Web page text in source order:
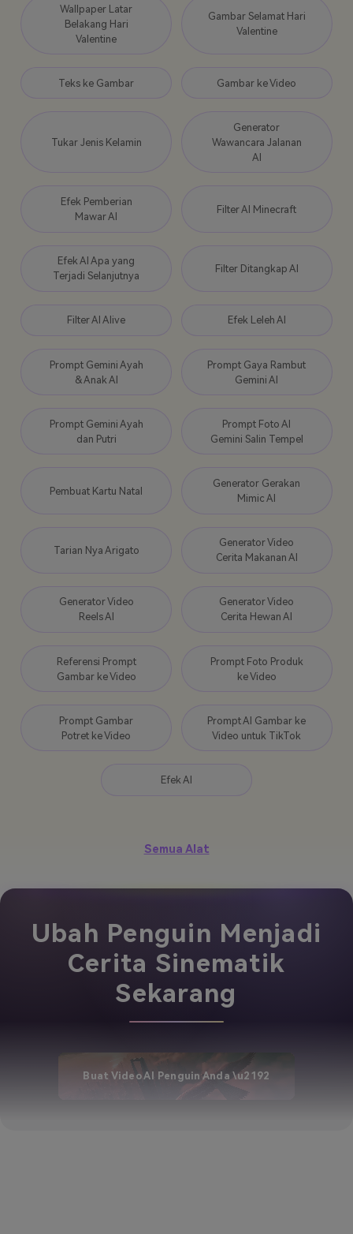
Wallpaper Latar
Belakang Hari
Valentine
Gambar Selamat Hari
Valentine
Teks ke Gambar Gambar ke Video
Tukar Jenis Kelamin
Generator
Wawancara Jalanan
AI
Efek Pemberian
Mawar AI
Filter AI Minecraft
Efek AI Apa yang
Terjadi Selanjutnya
Filter Ditangkap AI
Filter AI Alive Efek Leleh AI
Prompt Gemini Ayah
& Anak AI
Prompt Gaya Rambut
Gemini AI
Prompt Gemini Ayah
dan Putri
Prompt Foto AI
Gemini Salin Tempel
Pembuat Kartu Natal
Generator Gerakan
Mimic AI
Tarian Nya Arigato
Generator Video
Cerita Makanan AI
Generator Video
Reels AI
Generator Video
Cerita Hewan AI
Referensi Prompt
Gambar ke Video
Prompt Foto Produk
ke Video
Prompt Gambar
Potret ke Video
Prompt AI Gambar ke
Video untuk TikTok
Efek AI
Semua Alat
Ubah Penguin Menjadi
Cerita Sinematik
Sekarang
Buat Video AI Penguin Anda \u2192